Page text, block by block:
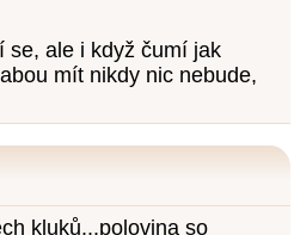
se, ale i když čumí jak
mít nikdy nic nebude,
kluků...polovina so